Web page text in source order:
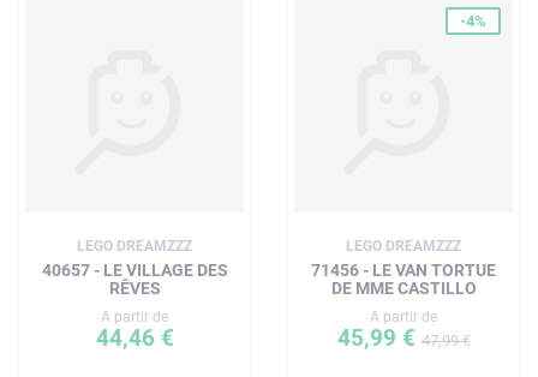
LEGO DREAMZZZ
40657 - LE VILLAGE DES
RÊVES
A partir de
44,46 €
-4%
LEGO DREAMZZZ
71456 - LE VAN TORTUE
DE MME CASTILLO
A partir de
45,99 €47,99 €